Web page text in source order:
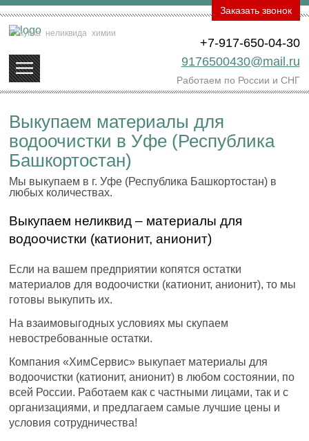
Покупка неликвида химии
+7-917-650-04-30
9176500430@mail.ru
Работаем по России и СНГ
Заказать звонок
Выкупаем материалы для
водоочистки в Уфе (Республика
Башкортостан)
Мы выкупаем в г. Уфе (Республика Башкортостан) в
любых количествах.
Выкупаем неликвид – материалы для
водоочистки (катионит, анионит)
Если на вашем предприятии копятся остатки
материалов для водоочистки (катионит, анионит), то мы
готовы выкупить их.
На взаимовыгодных условиях мы скупаем
невостребованные остатки.
Компания «ХимСервис» выкупает материалы для
водоочистки (катионит, анионит) в любом состоянии, по
всей России. Работаем как с частными лицами, так и с
организациями, и предлагаем самые лучшие цены и
условия сотрудничества!